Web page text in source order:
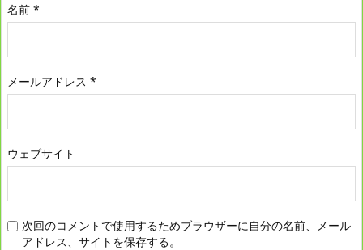
名前 *
メールアドレス *
ウェブサイト
次回のコメントで使用するためブラウザーに自分の名前、メール
アドレス、サイトを保存する。